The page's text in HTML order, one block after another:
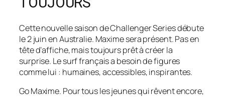
Cette nouvelle saison de Challenger Series débute
le 2 juin en Australie. Maxime sera présent. Pas en
tête d’affiche, mais toujours prêt à créer la
surprise. Le surf français a besoin de figures
comme lui : humaines, accessibles, inspirantes.
Go Maxime. Pour tous les jeunes qui rêvent encore,